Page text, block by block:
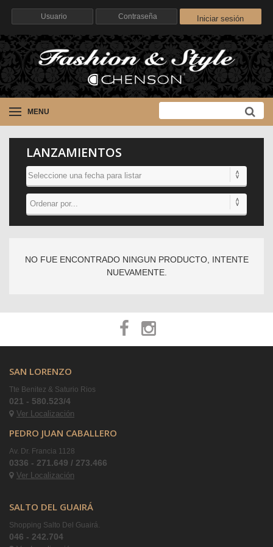
Iniciar sesión
MENU
LANZAMIENTOS
NO FUE ENCONTRADO NINGUN PRODUCTO, INTENTE
NUEVAMENTE.
SAN LORENZO
Tte Benitez & Saturio Rios
021 - 580.523/4
Ver Localización
PEDRO JUAN CABALLERO
Av. Dr. Francia 1128
0336 - 271.649 / 273.466
Ver Localización
SALTO DEL GUAIRÁ
Shopping Salto Del Guairá.
046 - 242.704